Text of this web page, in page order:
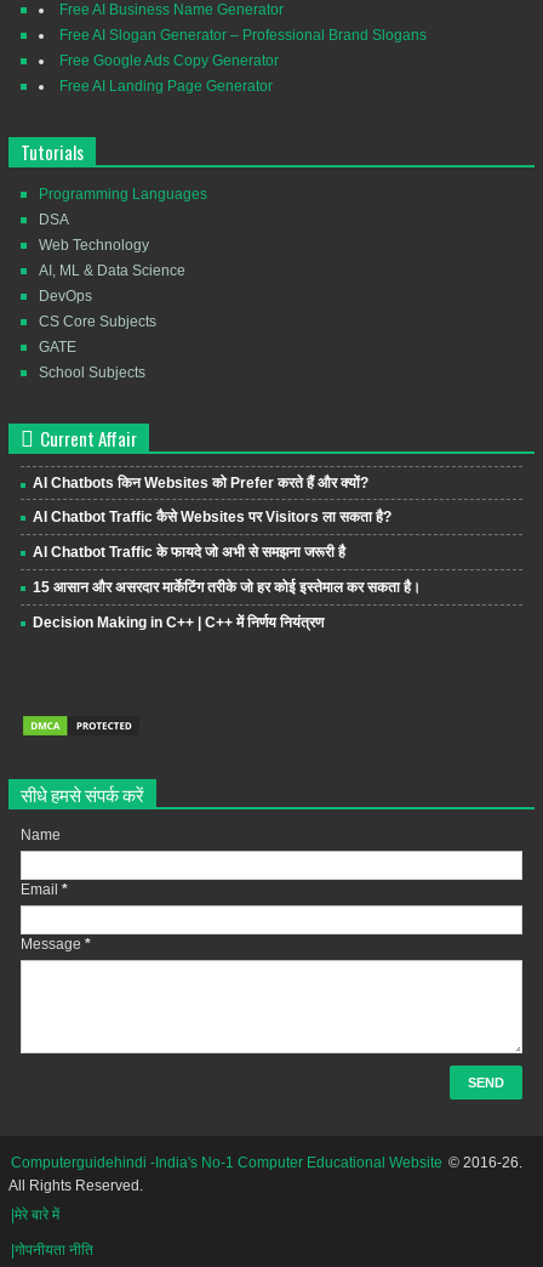
Free AI Business Name Generator
Free AI Slogan Generator – Professional Brand Slogans
Free Google Ads Copy Generator
Free AI Landing Page Generator
Tutorials
Programming Languages
DSA
Web Technology
AI, ML & Data Science
DevOps
CS Core Subjects
GATE
School Subjects
Current Affair
AI Chatbots किन Websites को Prefer करते हैं और क्यों?
AI Chatbot Traffic कैसे Websites पर Visitors ला सकता है?
AI Chatbot Traffic के फायदे जो अभी से समझना जरूरी है
15 आसान और असरदार मार्केटिंग तरीके जो हर कोई इस्तेमाल कर सकता है।
Decision Making in C++ | C++ में निर्णय नियंत्रण
सीधे हमसे संपर्क करें
Name
Email *
Message *
Computerguidehindi -India's No-1 Computer Educational Website © 2016-26.
All Rights Reserved.
|मेरे बारे में
|गोपनीयता नीति